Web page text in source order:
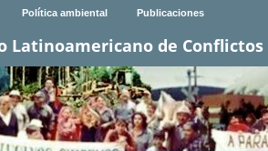
Política ambiental Publicaciones
Latinoamericano de